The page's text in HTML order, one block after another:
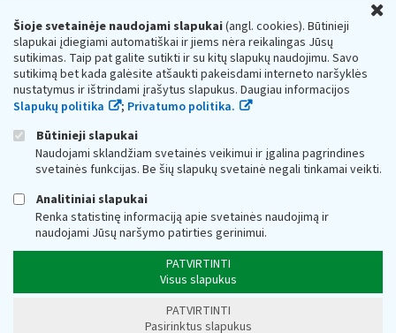
Šioje svetainėje naudojami slapukai(angl. cookies). Būtinieji
slapukai įdiegiami automatiškai ir jiems nėra reikalingas Jūsų
sutikimas. Taip pat galite sutikti ir su kitų slapukų naudojimu. Savo
sutikimą bet kada galėsite atšaukti pakeisdami interneto naršyklės
nustatymus ir ištrindami įrašytus slapukus. Daugiau informacijos
Slapukų politika
; Privatumo politika.
Būtinieji slapukai
Naudojami sklandžiam svetainės veikimui ir įgalina pagrindines
svetainės funkcijas. Be šių slapukų svetainė negali tinkamai veikti.
Analitiniai slapukai
Renka statistinę informaciją apie svetainės naudojimą ir
naudojami Jūsų naršymo patirties gerinimui.
PATVIRTINTI
Visus slapukus
PATVIRTINTI
Pasirinktus slapukus
Valstybinė mokesčių inspekcija prie Lietuvos
Respublikos finansų ministerijos
Biudžetinė įstaiga. Juridinio asmens kodas — 188659752,
adresas: Vasario 16-osios g. 14, 01107 Vilnius, Lietuva, el.paštas:
vmi@vmi.lt , E. pristatymo dėžutės adresas 188659752
Duomenys apie Valstybinę mokesčių inspekciją prie Lietuvos
Respublikos finansų ministerijos kaupiami ir saugomi Juridinių